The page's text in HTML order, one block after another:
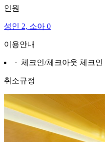
인원
성인 2, 소아 0
이용안내
· 체크인/체크아웃 체크인
취소규정